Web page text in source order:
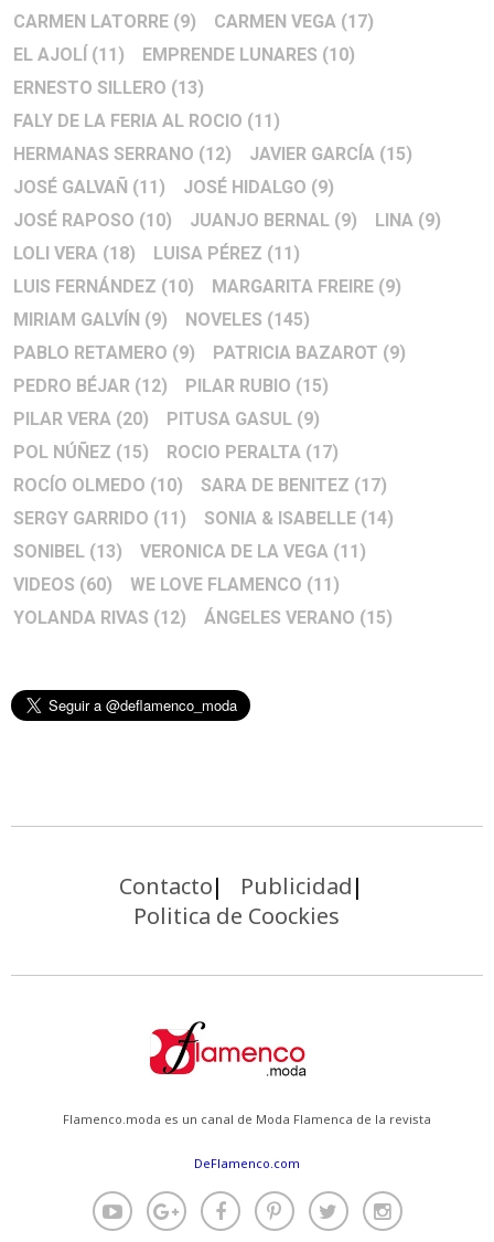
CARMEN LATORRE (9) CARMEN VEGA (17)
EL AJOLÍ (11) EMPRENDE LUNARES (10)
ERNESTO SILLERO (13)
FALY DE LA FERIA AL ROCIO (11)
HERMANAS SERRANO (12) JAVIER GARCÍA (15)
JOSÉ GALVAÑ (11) JOSÉ HIDALGO (9)
JOSÉ RAPOSO (10) JUANJO BERNAL (9) LINA (9)
LOLI VERA (18) LUISA PÉREZ (11)
LUIS FERNÁNDEZ (10) MARGARITA FREIRE (9)
MIRIAM GALVÍN (9) NOVELES (145)
PABLO RETAMERO (9) PATRICIA BAZAROT (9)
PEDRO BÉJAR (12) PILAR RUBIO (15)
PILAR VERA (20) PITUSA GASUL (9)
POL NÚÑEZ (15) ROCIO PERALTA (17)
ROCÍO OLMEDO (10) SARA DE BENITEZ (17)
SERGY GARRIDO (11) SONIA & ISABELLE (14)
SONIBEL (13) VERONICA DE LA VEGA (11)
VIDEOS (60) WE LOVE FLAMENCO (11)
YOLANDA RIVAS (12) ÁNGELES VERANO (15)
Contacto
Publicidad
Politica de Coockies
Flamenco.moda es un canal de Moda Flamenca de la revista
DeFlamenco.com